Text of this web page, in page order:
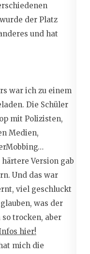
der Platz
und hat
war ich zu einem
Die Schüler
mit Polizisten,
Medien,
Version gab
Und das war
viel geschluckt
was der
trocken, aber
hier!
mich die